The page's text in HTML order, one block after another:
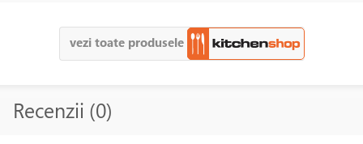
vezi toate produsele
Recenzii (0)